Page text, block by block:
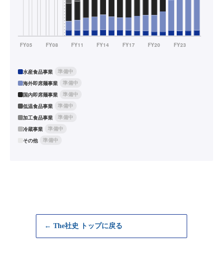
水産食品事業
準備中
海外即席麺事業
準備中
国内即席麺事業
準備中
低温食品事業
準備中
加工食品事業
準備中
冷蔵事業
準備中
その他
準備中
← The社史 トップに戻る